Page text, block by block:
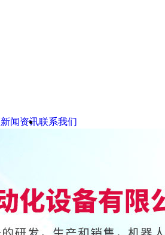
新闻资讯联系我们